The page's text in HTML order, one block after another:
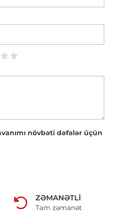
növbəti dəfələr üçün
ZƏMANƏTLI
Tam zəmanət